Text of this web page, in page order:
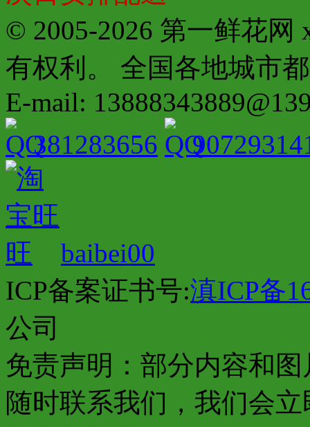
© 2005-2026 第一鲜花网
有权利。 全国各地城市
E-mail:
381283656
baibei00
ICP备案证书号:滇ICP备
公司
免责声明：部分内容和
随时联系我们，我们会